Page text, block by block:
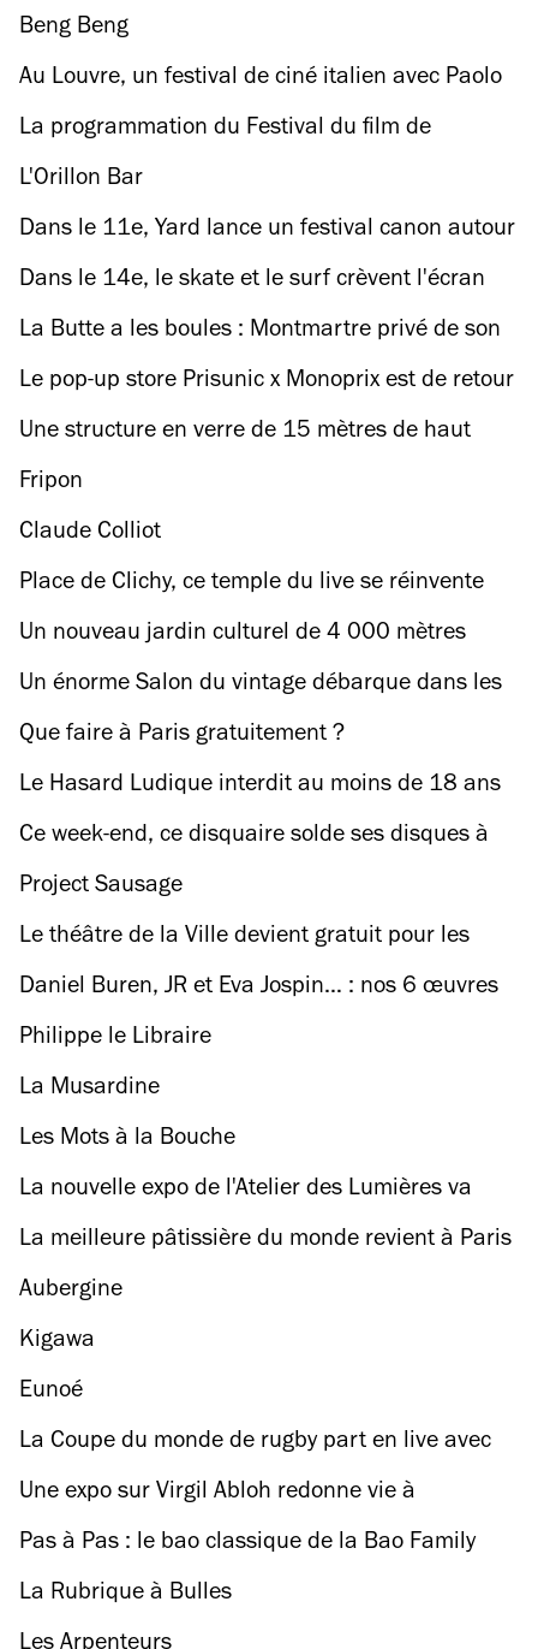
bientôt faire son apparition à Paris
Beng Beng
Au Louvre, un festival de ciné italien avec Paolo
Sorrentino et Isabella Rossellini
La programmation du Festival du film de
Montreuil casse la baraque !
L'Orillon Bar
Dans le 11e, Yard lance un festival canon autour
du vin nature
Dans le 14e, le skate et le surf crèvent l'écran
La Butte a les boules : Montmartre privé de son
mythique club de pétanque !
Le pop-up store Prisunic x Monoprix est de retour
! A vos marques…
Une structure en verre de 15 mètres de haut
vient d’atterrir dans le jardin du Palais-Royal
Fripon
Claude Colliot
Place de Clichy, ce temple du live se réinvente
Un nouveau jardin culturel de 4 000 mètres
carrés qui va secouer le nord de Paris
Un énorme Salon du vintage débarque dans les
2 000 mètres carrés du Carreau du Temple
Que faire à Paris gratuitement ?
Le Hasard Ludique interdit au moins de 18 ans
le temps d’un week-end
Ce week-end, ce disquaire solde ses disques à
partir de 1 € avant de déménager !
Project Sausage
Le théâtre de la Ville devient gratuit pour les
moins de 14 ans : on va voir quoi ?
Daniel Buren, JR et Eva Jospin… : nos 6 œuvres
XXL préférées du Grand Paris Express
Philippe le Libraire
La Musardine
Les Mots à la Bouche
La nouvelle expo de l'Atelier des Lumières va
vous plonger au plus profond des océans
La meilleure pâtissière du monde revient à Paris
Aubergine
Kigawa
Eunoé
La Coupe du monde de rugby part en live avec
des matchs-concerts gratuits à la Philharmonie
Une expo sur Virgil Abloh redonne vie à
l'imaginaire du designer
Pas à Pas : le bao classique de la Bao Family
La Rubrique à Bulles